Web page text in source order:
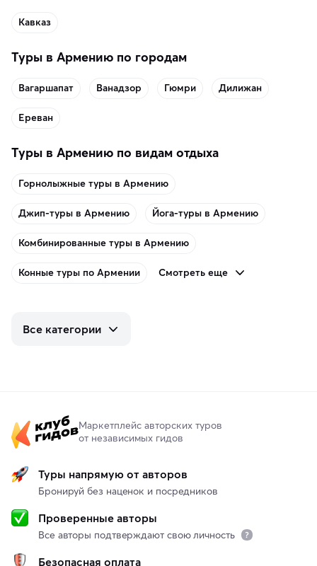
Кавказ
Туры в Армению по городам
Вагаршапат Ванадзор Гюмри Дилижан
Ереван
Туры в Армению по видам отдыха
Горнолыжные туры в Армению
Джип-туры в Армению Йога-туры в Армению
Комбинированные туры в Армению
Конные туры по Армении Смотреть еще
Все категории
Маркетплейс авторских туров
от независимых гидов
Туры напрямую от авторов
Бронируй без наценок и посредников
Проверенные авторы
Все авторы подтверждают свою личность
Безопасная оплата